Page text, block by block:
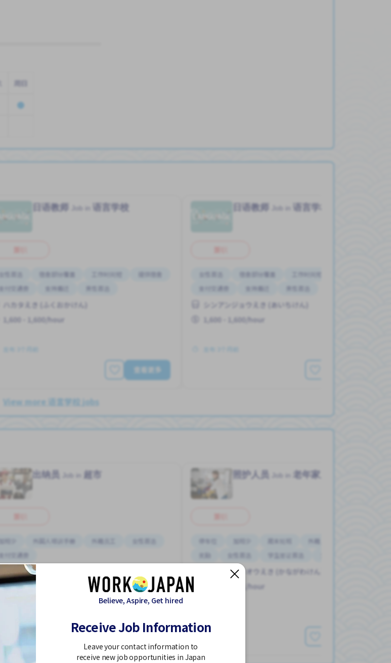
周日
日语教师 语言学校
兼职
宿舍部分覆盖
提供宿舍
支付交通费
支持搬迁 男性首选
ハカタえき (ふくおかけん)
1,600 - 1,600/hour
查看更多
日语教师 语言学校
兼职
宿舍部分覆盖
支付交通费
支持搬迁 男性首选
シンアンジョウえき (あいちけん)
1,600 - 1,600/hour
View more 语言学校 jobs
出纳员 超市
兼职
加班少 外国人培训手册 外籍员工
支付交通费
タチカワえき (とうきょうと)
1,310 - 1,310/hour
照护人员 老年家庭护理
兼职
停车位 加班少 周末轮班 外籍员工
奖励
学生签证首选
イズミチュウオウえき (かながわけん)
1,386 - 1,521/hour
Believe, Aspire, Get hired
Receive Job Information
Leave your contact information to
receive new job opportunities in Japan